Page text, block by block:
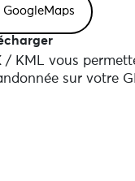
/ KML vous
sur votre